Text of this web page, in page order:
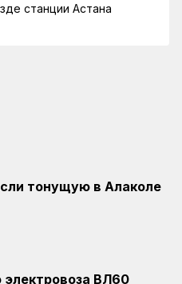
станции Астана
тонущую в Алаколе
электровоза ВЛ60